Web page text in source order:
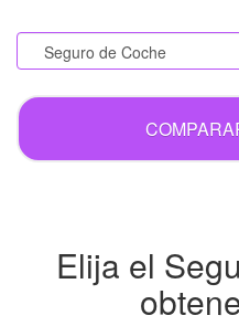
Elija el